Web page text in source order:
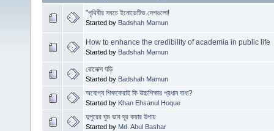
"পৃথিবীর সবচে ইনোভেটিভ দেশগুলো!
Started by Badshah Mamun
How to enhance the credibility of academia in public life
Started by Badshah Mamun
রোলেক্স ঘড়ি
Started by Badshah Mamun
অযোগ্য শিক্ষকেরাই কি উচ্চশিক্ষার প্রধান বাধা?
Started by Khan Ehsanul Hoque
দুপুরের ঘুম ভাব দূর করার উপায়
Started by Md. Abul Bashar